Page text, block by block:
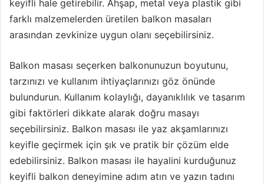
keyifli hale getirebilir. Ahşap, metal veya plastik gibi
farklı malzemelerden üretilen balkon masaları
arasından zevkinize uygun olanı seçebilirsiniz.
Balkon masası seçerken balkonunuzun boyutunu,
tarzınızı ve kullanım ihtiyaçlarınızı göz önünde
bulundurun. Kullanım kolaylığı, dayanıklılık ve tasarım
gibi faktörleri dikkate alarak doğru masayı
seçebilirsiniz. Balkon masası ile yaz akşamlarınızı
keyifle geçirmek için şık ve pratik bir çözüm elde
edebilirsiniz. Balkon masası ile hayalini kurduğunuz
keyifli balkon deneyimine adım atın ve yazın tadını